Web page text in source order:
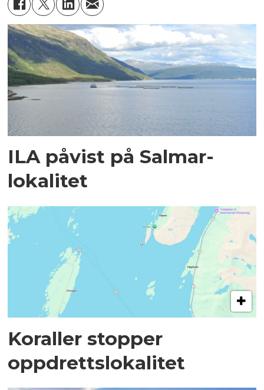
ILA påvist på Salmar-
lokalitet
Koraller stopper
oppdrettslokalitet